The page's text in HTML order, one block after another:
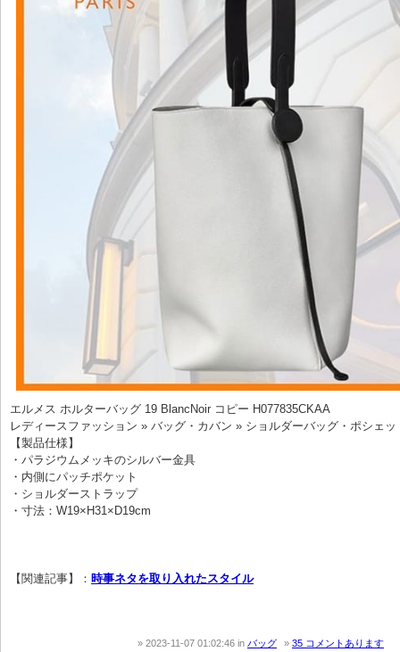
エルメス ホルターバッグ 19 BlancNoir コピー H077835CKAA
レディースファッション » バッグ・カバン » ショルダーバッグ・ポシェッ
【製品仕様】
・パラジウムメッキのシルバー金具
・内側にパッチポケット
・ショルダーストラップ
・寸法：W19×H31×D19cm
【関連記事】： 時事ネタを取り入れたスタイル
2023-11-07 01:02:46 in バッグ 35 コメントあります